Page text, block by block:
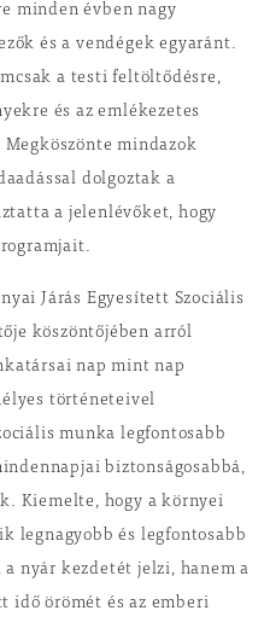
minden évben nagy
és a vendégek egyaránt.
a testi feltöltődésre,
és az emlékezetes
mindazok
dolgoztak a
a jelenlévőket, hogy
Járás Egyesített Szociális
köszöntőjében arról
nap mint nap
történeteivel
munka legfontosabb
biztonságosabbá,
Kiemelte, hogy a környei
legnagyobb és legfontosabb
a nyár kezdetét jelzi, hanem a
idő örömét és az emberi